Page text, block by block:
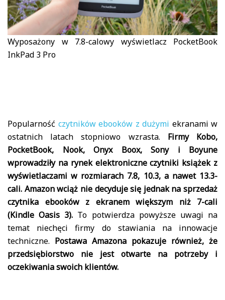
Wyposażony w 7.8-calowy wyświetlacz PocketBook
InkPad 3 Pro
Popularność czytników ebooków z dużymi ekranami w
ostatnich latach stopniowo wzrasta. Firmy Kobo,
PocketBook, Nook, Onyx Boox, Sony i Boyune
wprowadziły na rynek elektroniczne czytniki książek z
wyświetlaczami w rozmiarach 7.8, 10.3, a nawet 13.3-
cali. Amazon wciąż nie decyduje się jednak na sprzedaż
czytnika ebooków z ekranem większym niż 7-cali
(Kindle Oasis 3). To potwierdza powyższe uwagi na
temat niechęci firmy do stawiania na innowacje
techniczne. Postawa Amazona pokazuje również, że
przedsiębiorstwo nie jest otwarte na potrzeby i
oczekiwania swoich klientów.